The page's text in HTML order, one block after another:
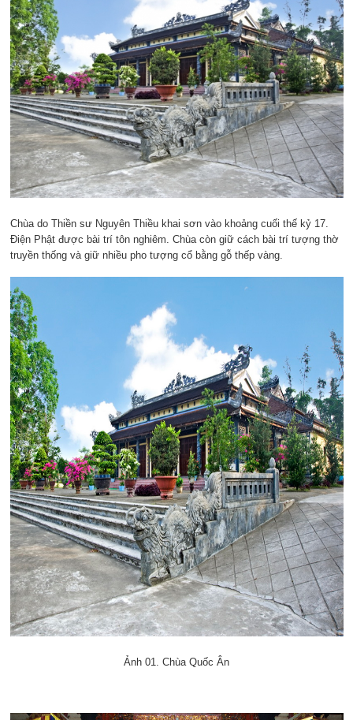
Chùa do Thiền sư Nguyên Thiều khai sơn vào khoảng cuối thế kỷ 17.
Điện Phật được bài trí tôn nghiêm. Chùa còn giữ cách bài trí tượng thờ
truyền thống và giữ nhiều pho tượng cổ bằng gỗ thếp vàng.
Ảnh 01. Chùa Quốc Ân